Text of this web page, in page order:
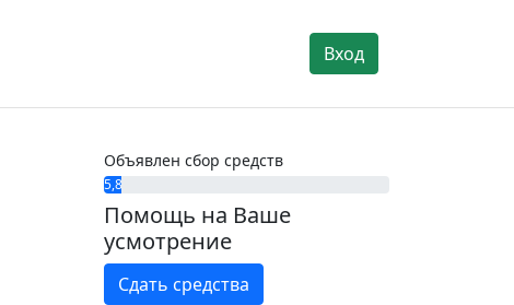
Вход
Объявлен сбор средств
5,8%
Помощь на Ваше
усмотрение
Сдать средства